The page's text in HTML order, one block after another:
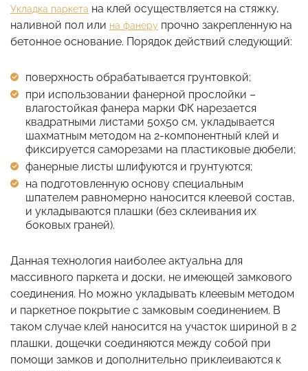
Укладка паркета на клей осуществляется на стяжку,
наливной пол или на фанеру прочно закрепленную на
бетонное основание. Порядок действий следующий:
поверхность обрабатывается грунтовкой;
при использовании фанерной прослойки –
влагостойкая фанера марки ФК нарезается
квадратными листами 50х50 см, укладывается
шахматным методом на 2-компонентный клей и
фиксируется саморезами на пластиковые дюбели;
фанерные листы шлифуются и грунтуются;
на подготовленную основу специальным
шпателем равномерно наносится клеевой состав,
и укладываются плашки (без склеивания их
боковых граней).
Данная технология наиболее актуальна для
массивного паркета и доски, не имеющей замкового
соединения. Но можно укладывать клеевым методом
и паркетное покрытие с замковым соединением. В
таком случае клей наносится на участок шириной в 2
плашки, дощечки соединяются между собой при
помощи замков и дополнительно приклеиваются к